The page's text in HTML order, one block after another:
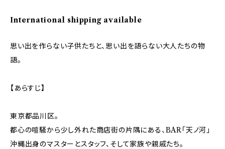
International shipping available
思い出を作らない子供たちと、思い出を語らない大人たちの物
語。
【あらすじ】
東京都品川区。
都心の喧騒から少し外れた商店街の片隅にある、BAR「天ノ河」
沖縄出身のマスターとスタッフ、そして家族や親戚たち。